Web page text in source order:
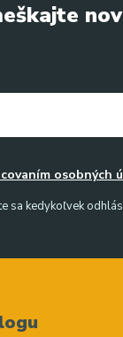
osobných
sa kedykoľvek